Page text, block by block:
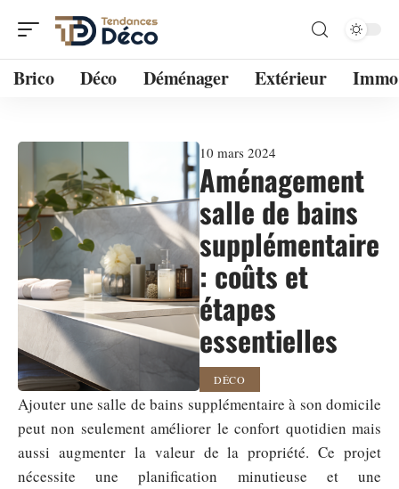
Brico Déco Déménager Extérieur Immo
10 mars 2024
Aménagement
salle de bains
supplémentaire
: coûts et
étapes
essentielles
DÉCO
Ajouter une salle de bains supplémentaire à son domicile
peut non seulement améliorer le confort quotidien mais
aussi augmenter la valeur de la propriété. Ce projet
nécessite une planification minutieuse et une